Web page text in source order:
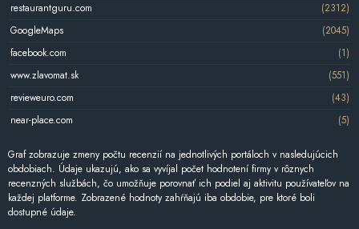
restaurantguru.com
(2312)
GoogleMaps
(2045)
facebook.com
(1)
www.zlavomat.sk
(551)
revieweuro.com
(43)
near-place.com
(5)
Graf zobrazuje zmeny počtu recenzií na jednotlivých portáloch v nasledujúcich
obdobiach. Údaje ukazujú, ako sa vyvíjal počet hodnotení firmy v rôznych
recenzných službách, čo umožňuje porovnať ich podiel aj aktivitu používateľov na
každej platforme. Zobrazené hodnoty zahŕňajú iba obdobie, pre ktoré boli
dostupné údaje.